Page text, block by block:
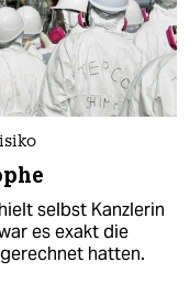
selbst Kanzlerin
es exakt die
hatten.